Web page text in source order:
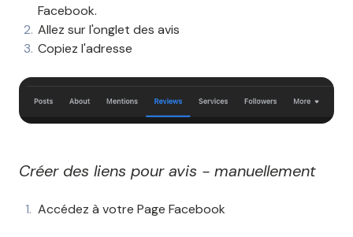
Facebook.
Allez sur l'onglet des avis
Copiez l'adresse
Créer des liens pour avis - manuellement
Accédez à votre Page Facebook